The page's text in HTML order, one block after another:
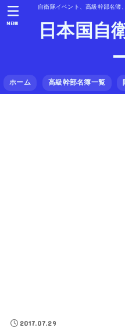
自衛隊イベント、高級幹部名簿
日本国自
ホーム 高級幹部名簿一覧
MENU
2017.07.29